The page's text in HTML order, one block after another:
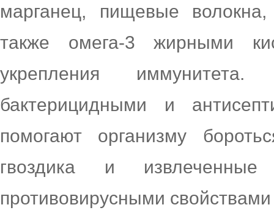
марганец, пищевые
также омега-3 жирными
укрепления
бактерицидными и
помогают организму
гвоздика и
противовирусными